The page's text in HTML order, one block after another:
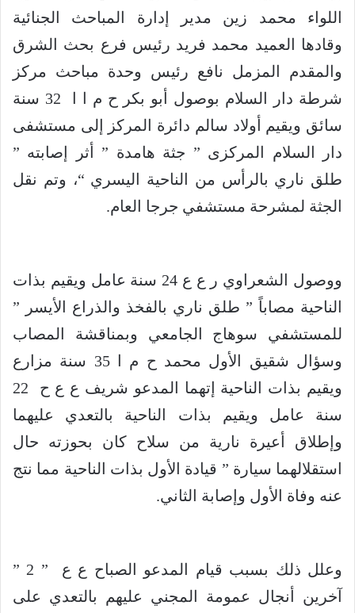
اللواء محمد زين مدير إدارة المباحث الجنائية
وقادها العميد محمد فريد رئيس فرع بحث الشرق
والمقدم المزمل نافع رئيس وحدة مباحث مركز
شرطة دار السلام بوصول أبو بكر ح م ا ا 32 سنة
سائق ويقيم أولاد سالم دائرة المركز إلى مستشفى
دار السلام المركزى ” جثة هامدة ” أثر إصابته ”
طلق ناري بالرأس من الناحية اليسري “، وتم نقل
الجثة لمشرحة مستشفي جرجا العام.
ووصول الشعراوي ر ع ع 24 سنة عامل ويقيم بذات
الناحية مصاباً ” طلق ناري بالفخذ والذراع الأيسر ”
للمستشفي سوهاج الجامعي وبمناقشة المصاب
وسؤال شقيق الأول محمد ح م ا 35 سنة مزارع
ويقيم بذات الناحية إتهما المدعو شريف ع ع ح 22
سنة عامل ويقيم بذات الناحية بالتعدي عليهما
وإطلاق أعيرة نارية من سلاح كان بحوزته حال
استقلالهما سيارة ” قيادة الأول بذات الناحية مما نتج
عنه وفاة الأول وإصابة الثاني.
وعلل ذلك بسبب قيام المدعو الصباح ع ع ” 2 ”
آخرين أنجال عمومة المجني عليهم بالتعدي على